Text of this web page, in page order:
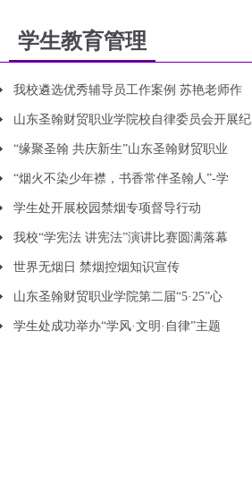
学生教育管理
我校遴选优秀辅导员工作案例 苏艳老师作
山东圣翰财贸职业学院校自律委员会开展纪
“缘聚圣翰 共庆新生”山东圣翰财贸职业
“烟火不染少年襟，书香常伴圣翰人”-学
学生处开展校园禁烟专项督导行动
我校“学宪法 讲宪法”演讲比赛圆满落幕
世界无烟日 禁烟控烟知识宣传
山东圣翰财贸职业学院第二届“5·25”心
学生处成功举办“学风·文明·自律”主题